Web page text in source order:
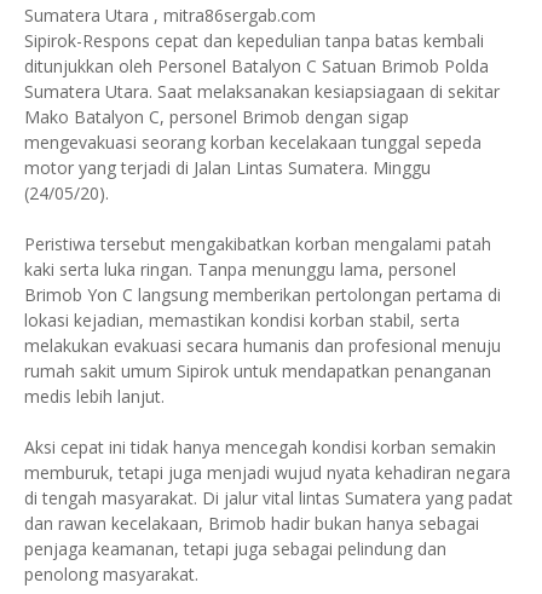
Sumatera Utara , mitra86sergab.com
Sipirok-Respons cepat dan kepedulian tanpa batas kembali
ditunjukkan oleh Personel Batalyon C Satuan Brimob Polda
Sumatera Utara. Saat melaksanakan kesiapsiagaan di sekitar
Mako Batalyon C, personel Brimob dengan sigap
mengevakuasi seorang korban kecelakaan tunggal sepeda
motor yang terjadi di Jalan Lintas Sumatera. Minggu
(24/05/20).
Peristiwa tersebut mengakibatkan korban mengalami patah
kaki serta luka ringan. Tanpa menunggu lama, personel
Brimob Yon C langsung memberikan pertolongan pertama di
lokasi kejadian, memastikan kondisi korban stabil, serta
melakukan evakuasi secara humanis dan profesional menuju
rumah sakit umum Sipirok untuk mendapatkan penanganan
medis lebih lanjut.
Aksi cepat ini tidak hanya mencegah kondisi korban semakin
memburuk, tetapi juga menjadi wujud nyata kehadiran negara
di tengah masyarakat. Di jalur vital lintas Sumatera yang padat
dan rawan kecelakaan, Brimob hadir bukan hanya sebagai
penjaga keamanan, tetapi juga sebagai pelindung dan
penolong masyarakat.